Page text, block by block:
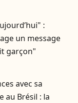
:
un message
garçon"
avec sa
au Brésil : la